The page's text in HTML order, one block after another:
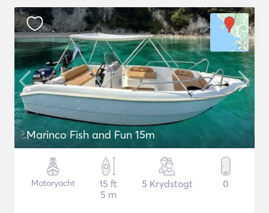
Marinco Fish and Fun 15m
Motoryacht
15 ft
5 m
5 Krydstogt 0